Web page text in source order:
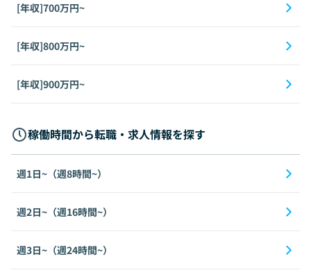
[年収]700万円~
[年収]800万円~
[年収]900万円~
稼働時間から転職・求人情報を探す
週1日~（週8時間~）
週2日~（週16時間~）
週3日~（週24時間~）